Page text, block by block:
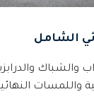
الشامل
والشباك
واللمسات